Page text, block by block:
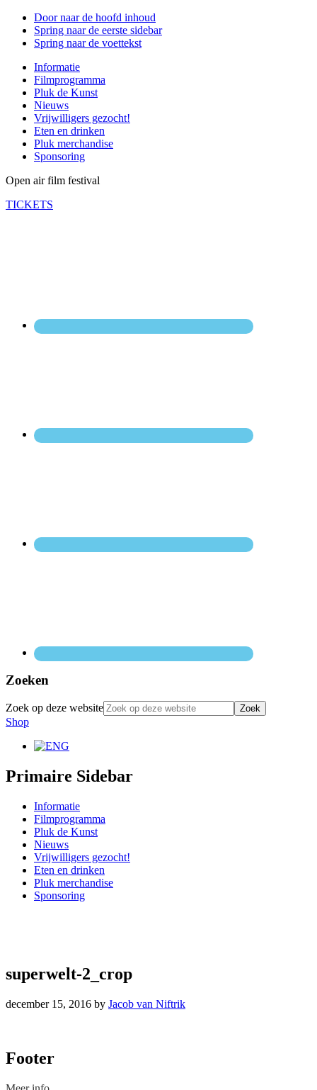
Door naar de hoofd inhoud
Spring naar de eerste sidebar
Spring naar de voettekst
Informatie
Filmprogramma
Pluk de Kunst
Nieuws
Vrijwilligers gezocht!
Eten en drinken
Pluk merchandise
Sponsoring
Open air film festival
TICKETS
Zoeken
Zoek op deze website
Shop
Primaire Sidebar
Informatie
Filmprogramma
Pluk de Kunst
Nieuws
Vrijwilligers gezocht!
Eten en drinken
Pluk merchandise
Sponsoring
superwelt-2_crop
december 15, 2016 by Jacob van Niftrik
Footer